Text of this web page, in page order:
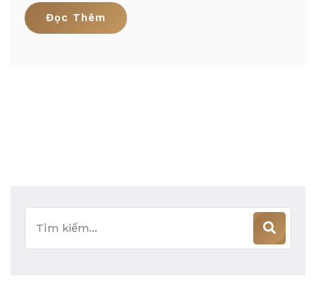
Đọc Thêm
kiếm